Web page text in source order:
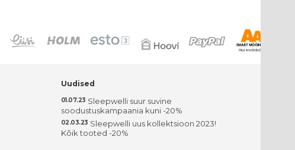
Uudised
01.07.23 Sleepwelli suur suvine
soodustuskampaania kuni -20%
02.03.23 Sleepwelli uus kollektsioon 2023!
Kõik tooted -20%